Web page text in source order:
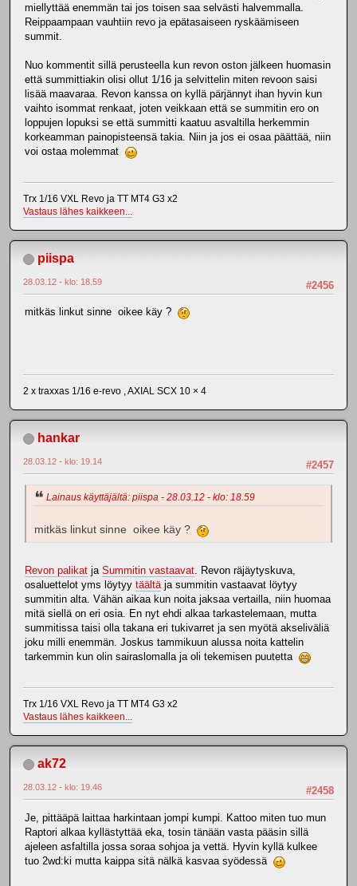
miellyttää enemmän tai jos toisen saa selvästi halvemmalla.
Reippaampaan vauhtiin revo ja epätasaiseen ryskäämiseen
summit.
Nuo kommentit sillä perusteella kun revon oston jälkeen huomasin
että summittiakin olisi ollut 1/16 ja selvittelin miten revoon saisi
lisää maavaraa. Revon kanssa on kyllä pärjännyt ihan hyvin kun
vaihto isommat renkaat, joten veikkaan että se summitin ero on
loppujen lopuksi se että summitti kaatuu asvaltilla herkemmin
korkeamman painopisteensä takia. Niin ja jos ei osaa päättää, niin
voi ostaa molemmat
Trx 1/16 VXL Revo ja TT MT4 G3 x2
Vastaus lähes kaikkeen...
piispa
#2456
28.03.12 - klo: 18.59
mitkäs linkut sinne oikee käy ?
2 x traxxas 1/16 e-revo , AXIAL SCX 10 × 4
hankar
#2457
28.03.12 - klo: 19.14
Lainaus käyttäjältä: piispa - 28.03.12 - klo: 18.59
mitkäs linkut sinne oikee käy ?
Revon palikat ja Summitin vastaavat. Revon räjäytyskuva,
osaluettelot yms löytyy täältäja summitin vastaavat löytyy
summitin alta. Vähän aikaa kun noita jaksaa vertailla, niin huomaa
mitä siellä on eri osia. En nyt ehdi alkaa tarkastelemaan, mutta
summitissa taisi olla takana eri tukivarret ja sen myötä akseliväliä
joku milli enemmän. Joskus tammikuun alussa noita kattelin
tarkemmin kun olin sairaslomalla ja oli tekemisen puutetta
Trx 1/16 VXL Revo ja TT MT4 G3 x2
Vastaus lähes kaikkeen...
ak72
#2458
28.03.12 - klo: 19.46
Je, pittääpä laittaa harkintaan jompi kumpi. Kattoo miten tuo mun
Raptori alkaa kyllästyttää eka, tosin tänään vasta pääsin sillä
ajeleen asfaltilla jossa soraa sohjoa ja vettä. Hyvin kyllä kulkee
tuo 2wd:ki mutta kaippa sitä nälkä kasvaa syödessä